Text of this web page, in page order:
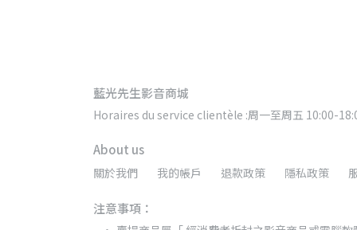
藍光先生影音商城
Horaires du service clientèle :周一至周五 10:00-
About us
關於我們 我的帳戶 退款政策 隱私政策
注意事項：